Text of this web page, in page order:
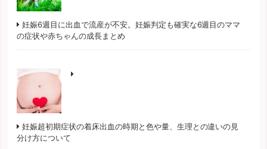
妊娠6週目に出血で流産が不安。妊娠判定も確実な6週目のママ
の症状や赤ちゃんの成長まとめ
妊娠超初期症状の着床出血の時期と色や量、生理との違いの見
分け方について